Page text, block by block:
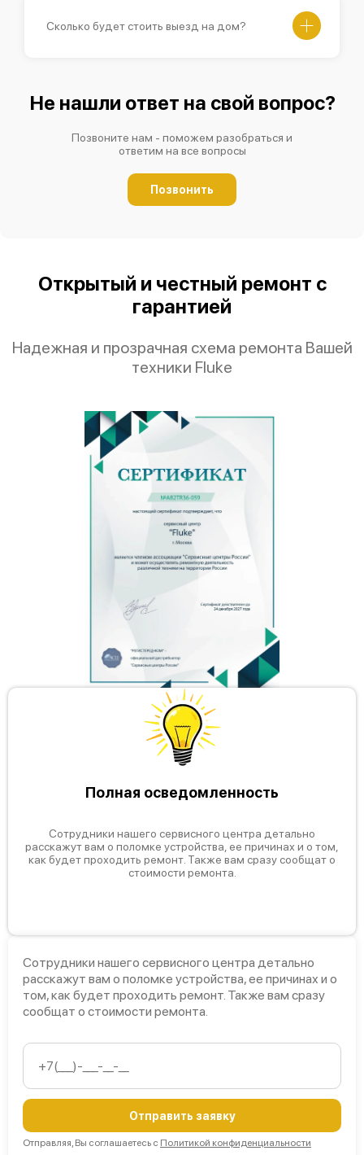
Сколько будет стоить выезд на дом?
Не нашли ответ на свой вопрос?
Позвоните нам - поможем разобраться и
ответим на все вопросы
Позвонить
Открытый и честный ремонт с
гарантией
Надежная и прозрачная схема ремонта Вашей
техники Fluke
Полная осведомленность
Сотрудники нашего сервисного центра детально
расскажут вам о поломке устройства, ее причинах и о том,
как будет проходить ремонт. Также вам сразу сообщат о
стоимости ремонта.
Сотрудники нашего сервисного центра детально
расскажут вам о поломке устройства, ее причинах и о
том, как будет проходить ремонт. Также вам сразу
сообщат о стоимости ремонта.
Отправить заявку
Отправляя, Вы соглашаетесь с Политикой конфиденциальности